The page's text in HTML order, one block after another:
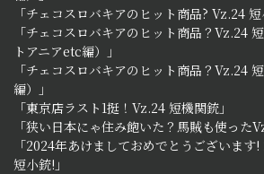
「チェコスロバキアのヒット商品? Vz.24 短
「チェコスロバキアのヒット商品？Vz.24
トアニアetc編）」
「チェコスロバキアのヒット商品？Vz.24
編）」
「東京店ラスト1挺！Vz.24 短機関銃」
「狭い日本にゃ住み飽いた？馬賊も使った
「2024年あけましておめでとうございま
短小銃!」